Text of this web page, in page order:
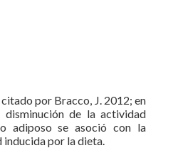
citado por Bracco, J. 2012; en
disminución de la actividad
adiposo se asoció con la
por la dieta.